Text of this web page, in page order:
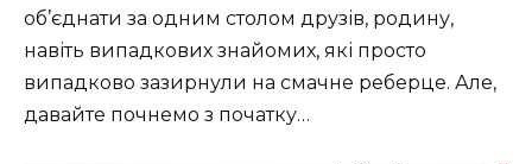
об’єднати за одним столом друзів, родину,
навіть випадкових знайомих, які просто
випадково зазирнули на смачне реберце. Але,
давайте почнемо з початку…